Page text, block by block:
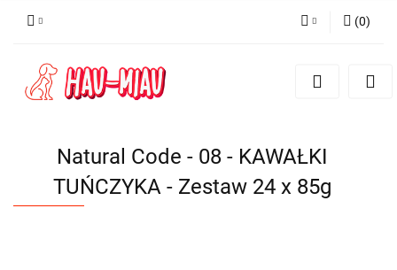
(0)
Natural Code - 08 - KAWAŁKI
TUŃCZYKA - Zestaw 24 x 85g